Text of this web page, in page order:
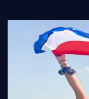
Tradicija i kultura